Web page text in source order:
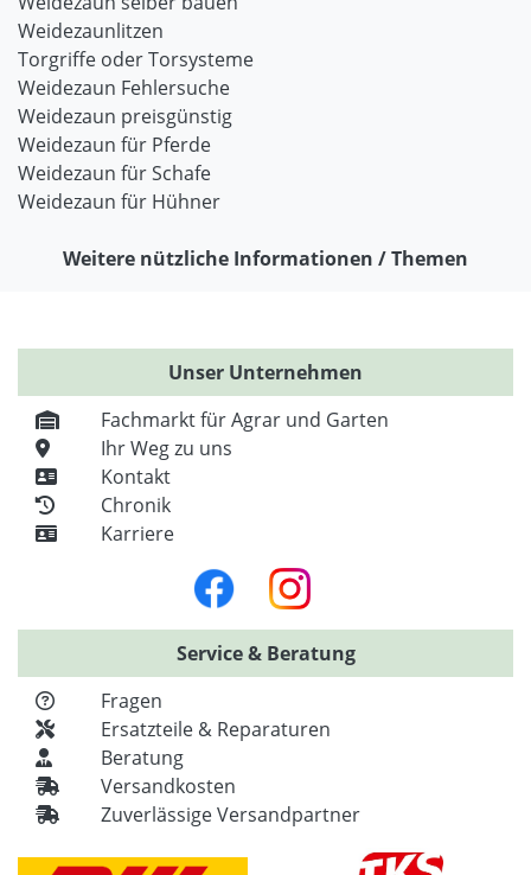
Weidezaunlitzen
Torgriffe oder Torsysteme
Weidezaun Fehlersuche
Weidezaun preisgünstig
Weidezaun für Pferde
Weidezaun für Schafe
Weidezaun für Hühner
Weitere nützliche Informationen / Themen
Unser Unternehmen
Fachmarkt für Agrar und Garten
Ihr Weg zu uns
Kontakt
Chronik
Karriere
Service & Beratung
Fragen
Ersatzteile & Reparaturen
Beratung
Versandkosten
Zuverlässige Versandpartner